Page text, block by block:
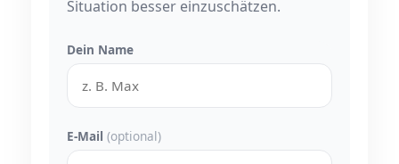
Situation besser einzuschätzen.
Dein Name
E-Mail (optional)